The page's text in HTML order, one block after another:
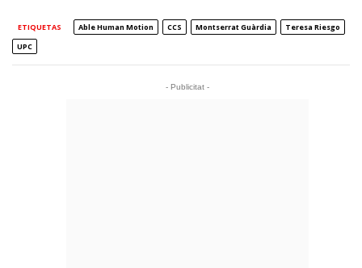
ETIQUETAS Able Human Motion CCS Montserrat Guàrdia
Teresa Riesgo
UPC
- Publicitat -